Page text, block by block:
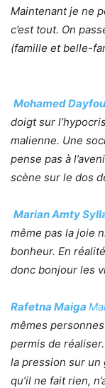
Maintenant je ne
c’est tout. On
(famille et belle-
Mohamed
doigt sur
malienne. Une
pense pas à
scène sur le dos
Marian Amty
même pas la joie
bonheur. En
donc bonjour les
Rafetna Maiga
mêmes
permis de réaliser.
la pression sur un
qu’il ne fait rien,